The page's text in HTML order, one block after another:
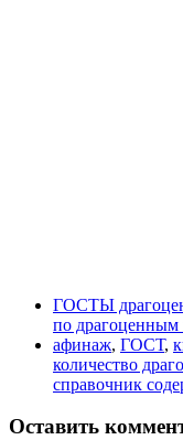
ГОСТЫ
по драгоценным
афинаж, ГОСТ,
количество
справочник
Оставить